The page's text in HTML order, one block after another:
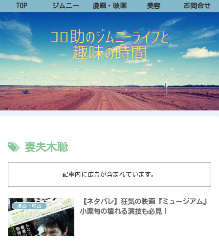
TOP ジムニー 漫画・映画 美容 お問合せ
妻夫木聡
記事内に広告が含まれています。
漫画・映画
【ネタバレ】狂気の映画『ミュージアム』
小栗旬の壊れる演技も必見！